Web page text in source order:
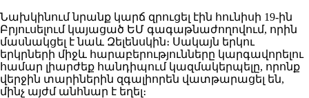
Նախկինում նրանք կարճ զրուցել էին հունիսի 19-ին
Բրյուսելում կայացած ԵՄ գագաթնաժողովում, որին
մասնակցել է նաև Զելենսկին։ Սակայն երկու
երկրների միջև հարաբերությունները կարգավորելու
համար լիարժեք հանդիպում կազմակերպելը, որոնք
վերջին տարիներին զգալիորեն վատթարացել են,
մինչ այժմ անհնար է եղել։